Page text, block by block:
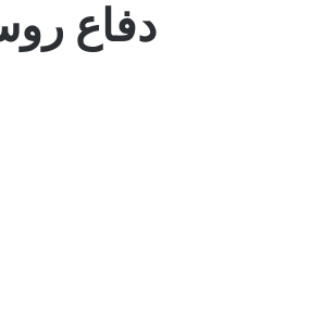
دفاع